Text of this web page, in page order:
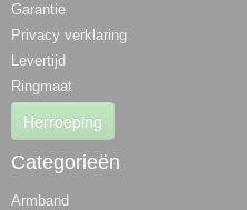
Garantie
Privacy verklaring
Levertijd
Ringmaat
Herroeping
Categorieën
Armband